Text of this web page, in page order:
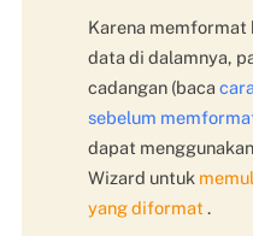
Karena memformat
data di dalamnya,
cadangan (baca
sebelum
dapat
Wizard untuk
yang diformat .